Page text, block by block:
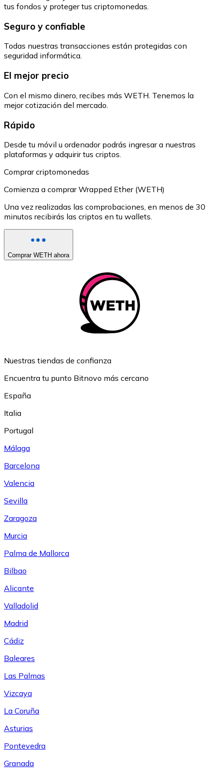
tus fondos y proteger tus criptomonedas.
Seguro y confiable
Todas nuestras transacciones están protegidas con
seguridad informática.
El mejor precio
Con el mismo dinero, recibes más WETH. Tenemos la
mejor cotización del mercado.
Rápido
Desde tu móvil u ordenador podrás ingresar a nuestras
plataformas y adquirir tus criptos.
Comprar criptomonedas
Comienza a comprar Wrapped Ether (WETH)
Una vez realizadas las comprobaciones, en menos de 30
minutos recibirás las criptos en tu wallets.
Comprar WETH ahora
Nuestras tiendas de confianza
Encuentra tu punto Bitnovo más cercano
España
Italia
Portugal
Málaga
Barcelona
Valencia
Sevilla
Zaragoza
Murcia
Palma de Mallorca
Bilbao
Alicante
Valladolid
Madrid
Cádiz
Baleares
Las Palmas
Vizcaya
La Coruña
Asturias
Pontevedra
Granada